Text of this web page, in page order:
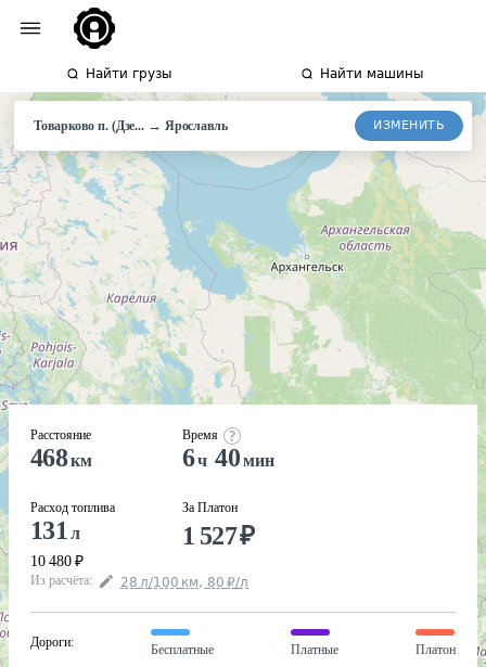
Найти грузы Найти машины
Товарково п. (Дзе... → Ярославль ИЗМЕНИТЬ
Расстояние
468км
Расход топлива
131 л
10 480 ₽
Время
6ч 40мин
За Платон
1 527₽
Из расчёта: 28 л/100 км, 80 ₽/л
Дороги:
Бесплатные Платные Платон